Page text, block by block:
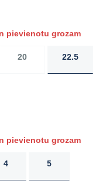
pievienotu grozam
20 22.5
pievienotu grozam
4 5